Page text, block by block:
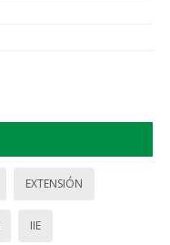
EXTENSIÓN
IIE